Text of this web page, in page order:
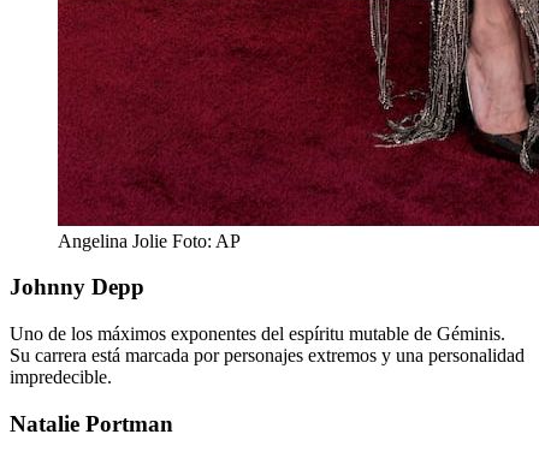
Angelina Jolie Foto: AP
Johnny Depp
Uno de los máximos exponentes del espíritu mutable de Géminis.
Su carrera está marcada por personajes extremos y una personalidad
impredecible.
Natalie Portman